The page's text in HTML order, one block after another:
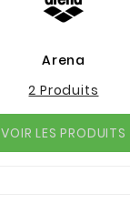
Arena
2 Produits
VOIR LES PRODUITS